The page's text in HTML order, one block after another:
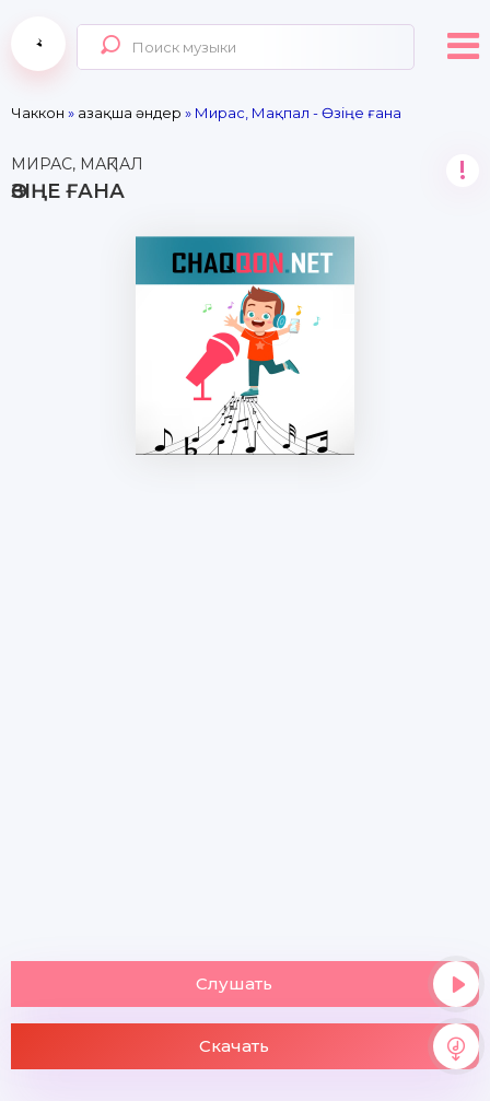
Чаккон » Қазақша әндер » Мирас, Мақпал - Өзіңе ғана
МИРАС, МАҚПАЛ
ӨЗІҢЕ ҒАНА
!
Слушать
Скачать